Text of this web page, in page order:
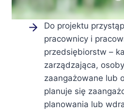
Do projektu
pracownicy i
przedsiębiorstw –
zarządzająca,
zaangażowane lub
planuje się
planowania lub